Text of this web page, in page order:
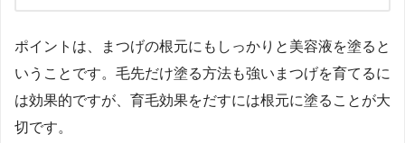
ポイントは、まつげの根元にもしっかりと美容液を塗ると
いうことです。毛先だけ塗る方法も強いまつげを育てるに
は効果的ですが、育毛効果をだすには根元に塗ることが大
切です。